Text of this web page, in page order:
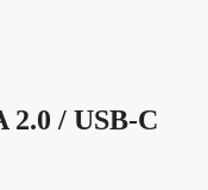
2.0 / USB-C